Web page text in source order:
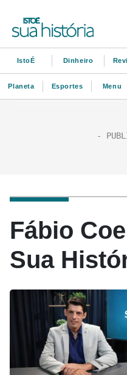
IstoÉ Dinheiro
Planeta Esportes Menu
Fábio
Sua